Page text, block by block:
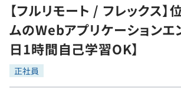
転職成功ガイド
転職エージェント
インタビュー
転職成功ガイド
求人検索
本選考
インターン
学習
問題集
プログラミング言語
ゲーム・マンガ
【フルリモート / フレックス
ムのWebアプリケーションエ
日1時間自己学習OK】
正社員